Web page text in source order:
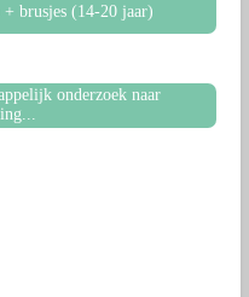
brusjes (14-20 jaar)
onderzoek naar